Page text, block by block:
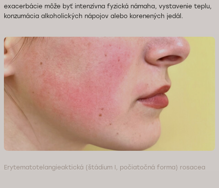
exacerbácie môže byť intenzívna fyzická námaha, vystavenie teplu,
konzumácia alkoholických nápojov alebo korenených jedál.
Erytematotelangieaktická (štádium I, počiatočná forma) rosacea